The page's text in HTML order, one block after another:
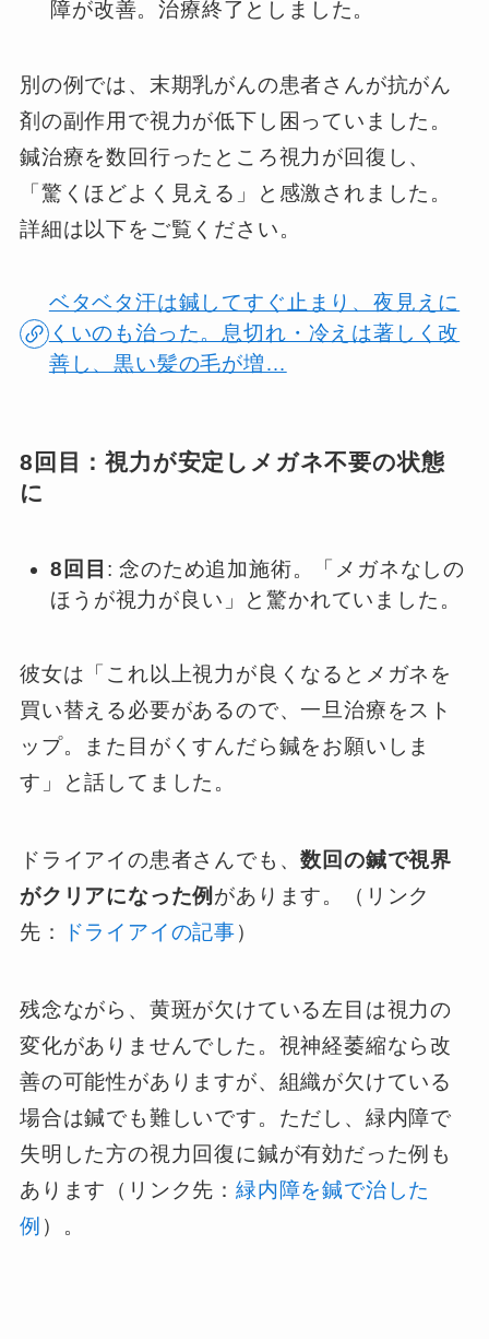
障が改善。治療終了としました。
別の例では、末期乳がんの患者さんが抗がん
剤の副作用で視力が低下し困っていました。
鍼治療を数回行ったところ視力が回復し、
「驚くほどよく見える」と感激されました。
詳細は以下をご覧ください。
ベタベタ汗は鍼してすぐ止まり、夜見えに
くいのも治った。息切れ・冷えは著しく改
善し、黒い髪の毛が増…
8回目：視力が安定しメガネ不要の状態
に
8回目 : 念のため追加施術。「メガネなしの
ほうが視力が良い」と驚かれていました。
彼女は「これ以上視力が良くなるとメガネを
買い替える必要があるので、一旦治療をスト
ップ。また目がくすんだら鍼をお願いしま
す」と話してました。
ドライアイの患者さんでも、数回の鍼で視界
がクリアになった例 があります。（リンク
先：
ドライアイの記事）
残念ながら、黄斑が欠けている左目は視力の
変化がありませんでした。視神経萎縮なら改
善の可能性がありますが、組織が欠けている
場合は鍼でも難しいです。ただし、緑内障で
失明した方の視力回復に鍼が有効だった例も
あります（リンク先： 緑内障を鍼で治した
例 ）。